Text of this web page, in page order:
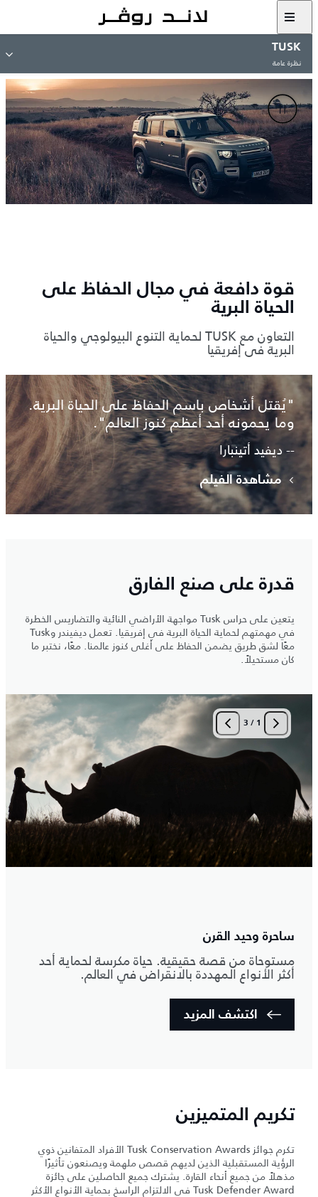
TUSK
نظرة عامة
قوة دافعة في مجال الحفاظ على
الحياة البرية
التعاون مع TUSK لحماية التنوع البيولوجي والحياة
البرية في إفريقيا
"يُقتل أشخاص باسم الحفاظ على الحياة البرية.
وما يحمونه أحد أعظم كنوز العالم".
-- ديفيد أتينبارا
مشاهدة الفيلم
قدرة على صنع الفارق
يتعين على حراس Tusk مواجهة الأراضي النائية والتضاريس الخطرة
في مهمتهم لحماية الحياة البرية في إفريقيا. تعمل ديفيندر وTusk
معًا لشق طريق يضمن الحفاظ على أغلى كنوز عالمنا. معًا، نختبر ما
كان مستحيلاً.
ساحرة وحيد القرن
مستوحاة من قصة حقيقية. حياة مكرسة لحماية أحد
أكثر الأنواع المهددة بالانقراض في العالم.
اكتشف المزيد
1
/
3
تكريم المتميزين
تكرم جوائز Tusk Conservation Awards الأفراد المتفانين ذوي
الرؤية المستقبلية الذين لديهم قصص ملهمة ويصنعون تأثيرًا
مذهلاً من جميع أنحاء القارة. يشترك جميع الحاصلين على جائزة
Tusk Defender Award في الالتزام الراسخ بحماية الأنواع الأكثر